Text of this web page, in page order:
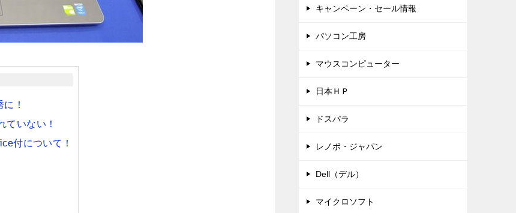
！
ていない！
付について！
キャンペーン・セール情報
パソコン工房
マウスコンピューター
日本ＨＰ
ドスパラ
レノボ・ジャパン
Dell（デル）
マイクロソフト